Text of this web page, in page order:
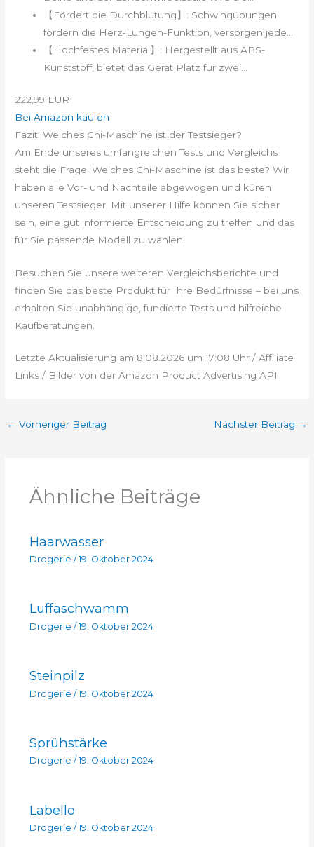
【Fördert die Durchblutung】: Schwingübungen
fördern die Herz-Lungen-Funktion, versorgen jede...
【Hochfestes Material】: Hergestellt aus ABS-
Kunststoff, bietet das Gerät Platz für zwei...
222,99 EUR
Bei Amazon kaufen
Fazit: Welches Chi-Maschine ist der Testsieger?
Am Ende unseres umfangreichen Tests und Vergleichs
steht die Frage: Welches Chi-Maschine ist das beste? Wir
haben alle Vor- und Nachteile abgewogen und küren
unseren Testsieger. Mit unserer Hilfe können Sie sicher
sein, eine gut informierte Entscheidung zu treffen und das
für Sie passende Modell zu wählen.
Besuchen Sie unsere weiteren Vergleichsberichte und
finden Sie das beste Produkt für Ihre Bedürfnisse – bei uns
erhalten Sie unabhängige, fundierte Tests und hilfreiche
Kaufberatungen.
Letzte Aktualisierung am 8.08.2026 um 17:08 Uhr / Affiliate
Links / Bilder von der Amazon Product Advertising API
← Vorheriger Beitrag Nächster Beitrag →
Ähnliche Beiträge
Haarwasser
Drogerie / 19. Oktober 2024
Luffaschwamm
Drogerie /19. Oktober 2024
Steinpilz
Drogerie /19. Oktober 2024
Sprühstärke
Drogerie / 19. Oktober 2024
Labello
Drogerie / 19. Oktober 2024